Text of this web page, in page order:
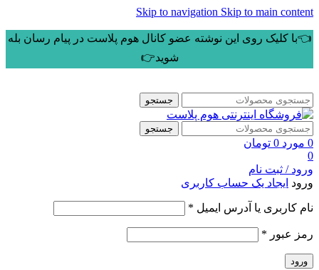
Skip to navigation Skip to main content
👈با کلیک روی این نوشته عضو کانال هوم پلاست در پیام رسان بله
شوید👉
جستجو
جستجو
0 مورد 0 تومان
0
ورود / ثبت نام
ورود ایجاد یک حساب کاربری
نام کاربری یا آدرس ایمیل *
رمز عبور *
ورود